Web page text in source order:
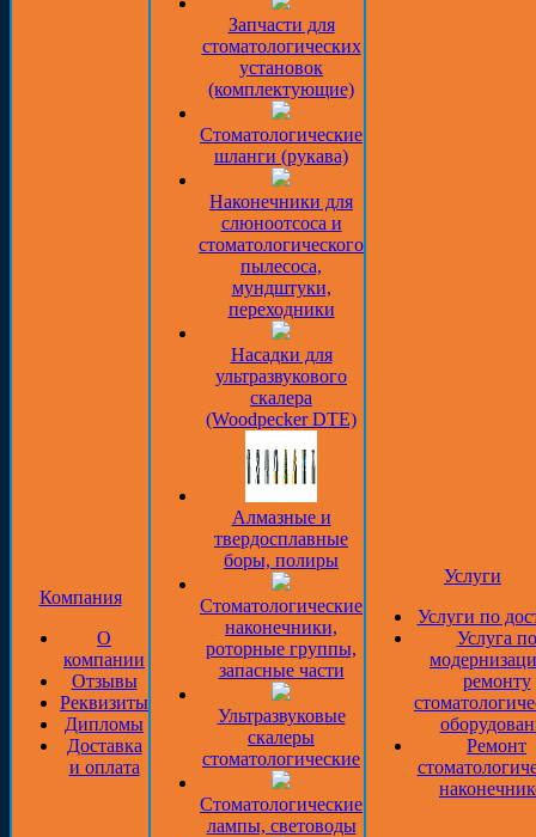
Компания
О
компании
Отзывы
Реквизиты
Дипломы
Доставка
и оплата
Запчасти для
стоматологических
установок
(комплектующие)
Стоматологические
шланги (рукава)
Наконечники для
слюноотсоса и
стоматологического
пылесоса,
мундштуки,
переходники
Насадки для
ультразвукового
скалера
(Woodpecker DTE)
Алмазные и
твердосплавные
боры, полиры
Стоматологические
наконечники,
роторные группы,
запасные части
Ультразвуковые
скалеры
стоматологические
Стоматологические
лампы, световоды
Услуги
Услуги по
Услуга по
ремонту
Ремонт